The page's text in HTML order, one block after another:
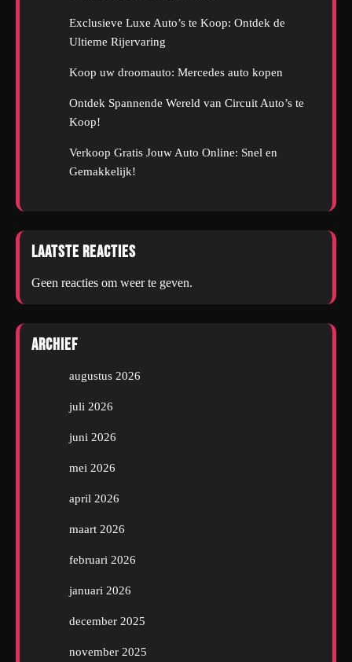
Exclusieve Luxe Auto’s te Koop: Ontdek de
Ultieme Rijervaring
Koop uw droomauto: Mercedes auto kopen
Ontdek Spannende Wereld van Circuit Auto’s te
Koop!
Verkoop Gratis Jouw Auto Online: Snel en
Gemakkelijk!
Laatste reacties
Geen reacties om weer te geven.
Archief
augustus 2026
juli 2026
juni 2026
mei 2026
april 2026
maart 2026
februari 2026
januari 2026
december 2025
november 2025